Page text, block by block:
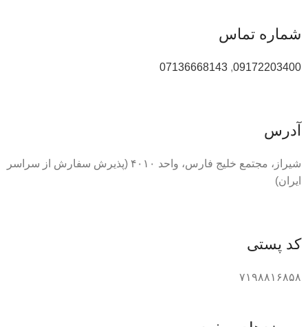
شماره تماس
09172203400
,
07136668143
آدرس
شیراز، مجتمع خلیج فارس، واحد ۴۰۱۰ (پذیرش سفارش از سراسر
ایران)
کد پستی
۷۱۹۸۸۱۶۸۵۸